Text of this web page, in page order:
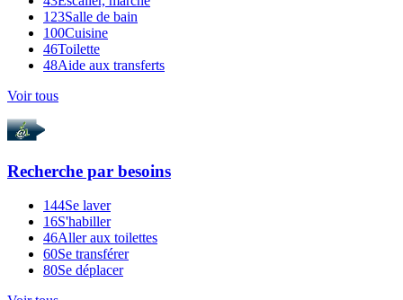
123Salle de bain
100Cuisine
46Toilette
48Aide aux transferts
Voir tous
Recherche par besoins
144Se laver
16S'habiller
46Aller aux toilettes
60Se transférer
80Se déplacer